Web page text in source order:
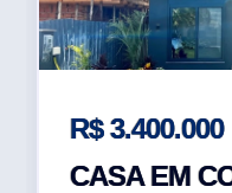
R$ 3.400.000
CASA EM